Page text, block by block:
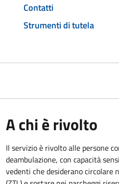
Contatti
Strumenti di tutela
A chi è rivolto
Il servizio è rivolto alle persone
deambulazione, con capacità
vedenti che desiderano